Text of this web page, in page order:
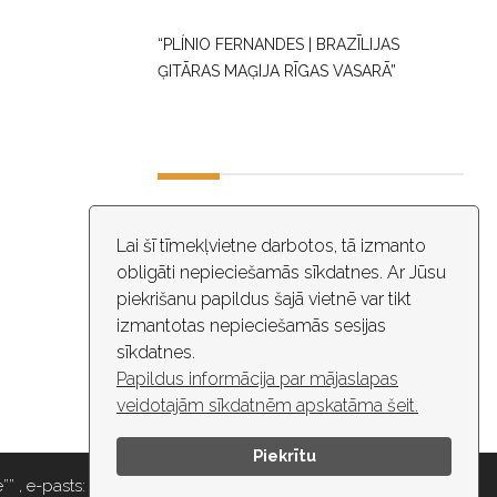
Lai šī tīmekļvietne darbotos, tā izmanto
obligāti nepieciešamās sīkdatnes. Ar Jūsu
piekrišanu papildus šajā vietnē var tikt
izmantotas nepieciešamās sesijas
sīkdatnes.
Papildus informācija par mājaslapas
veidotajām sīkdatnēm apskatāma šeit.
Piekrītu
“PLÍNIO FERNANDES | BRAZĪLIJAS
ĢITĀRAS MAĢIJA RĪGAS VASARĀ”
DARBA LAIKS
10:00 - 18:30
ĒKĀ NOTIEK VIDEO NOVĒROŠANA
e-pasts: maza.gilde@riga.lv, tālr: 67037418